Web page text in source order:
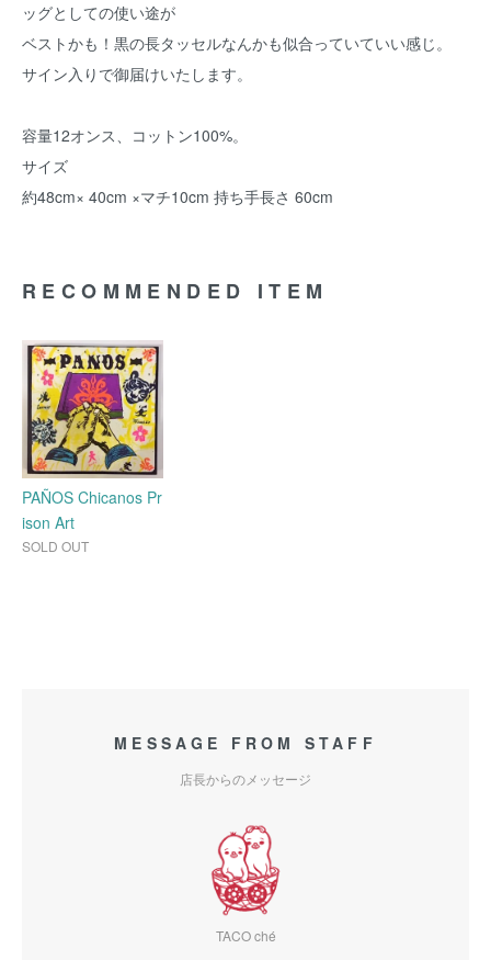
ッグとしての使い途が
ベストかも！黒の長タッセルなんかも似合っていていい感じ。
サイン入りで御届けいたします。
容量12オンス、コットン100%。
サイズ
約48cm× 40cm ×マチ10cm 持ち手長さ 60cm
RECOMMENDED ITEM
PAÑOS Chicanos Pr
ison Art
SOLD OUT
MESSAGE FROM STAFF
店長からのメッセージ
TACO ché